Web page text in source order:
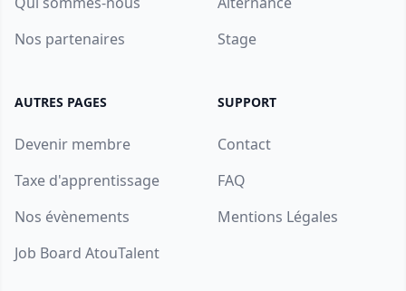
Nos partenaires
Stage
AUTRES PAGES
Devenir membre
Taxe d'apprentissage
Nos évènements
Job Board AtouTalent
SUPPORT
Contact
FAQ
Mentions Légales